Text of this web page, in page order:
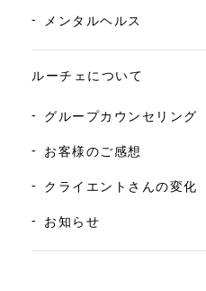
メンタルヘルス
ルーチェについて
グループカウンセリング
お客様のご感想
クライエントさんの変化
お知らせ